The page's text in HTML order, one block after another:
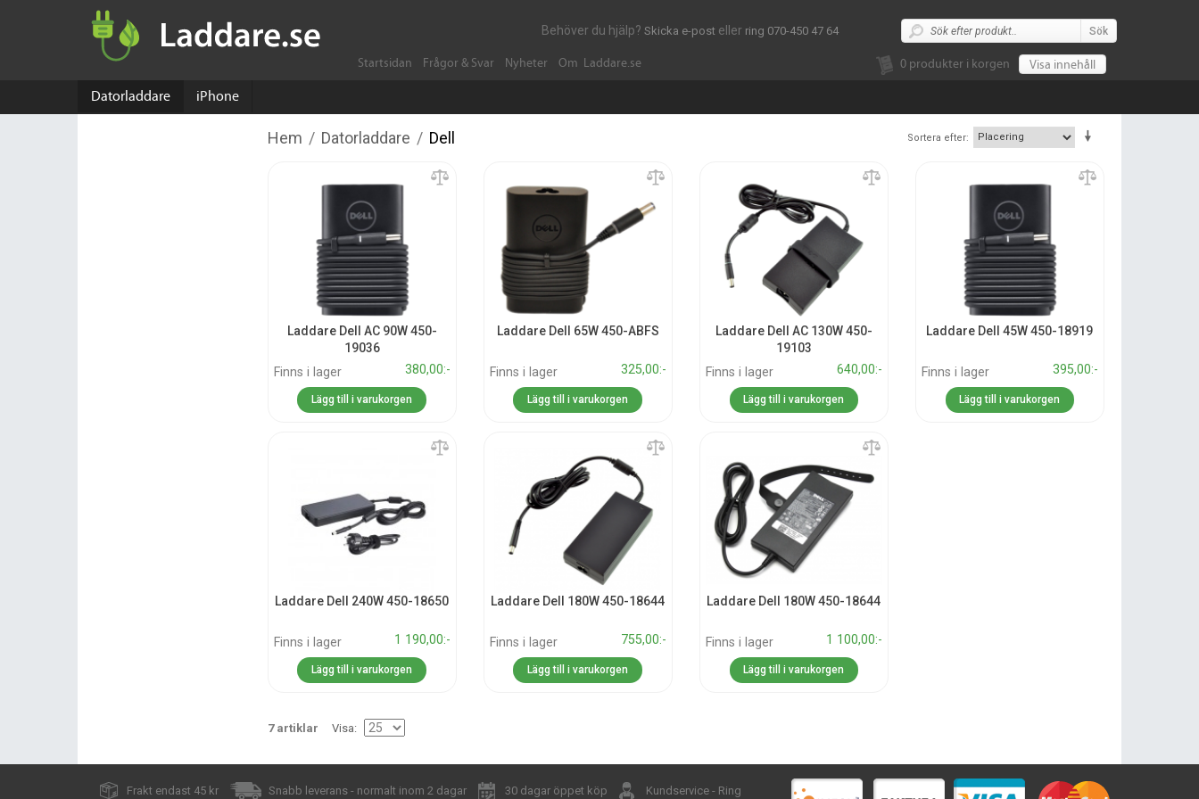
Behöver du hjälp? Skicka e-post eller ring 070-450 47 64
Startsidan Frågor & Svar Nyheter Om Laddare.se 0 produkter i korgen Visa innehåll
Sök
Datorladdare iPhone
Hem / Datorladdare / Dell Sortera efter
Laddare Dell AC 90W 450-
19036
Finns i lager
380,00:-
Lägg till i varukorgen
Laddare Dell 65W 450-ABFS
Finns i lager 325,00:-
Lägg till i varukorgen
Laddare Dell AC 130W 450-
19103
Finns i lager
640,00:-
Lägg till i varukorgen
Laddare Dell 45W 450-18919
Finns i lager 395,00:-
Lägg till i varukorgen
Laddare Dell 240W 450-18650
Finns i lager 1 190,00:-
Lägg till i varukorgen
Laddare Dell 180W 450-18644
Finns i lager 755,00:-
Lägg till i varukorgen
Laddare Dell 180W 450-18644
Finns i lager 1 100,00:-
Lägg till i varukorgen
7 artiklar Visa
Frakt endast 45 kr Snabb leverans - normalt inom 2 dagar 30 dagar öppet köp Kundservice - Ring